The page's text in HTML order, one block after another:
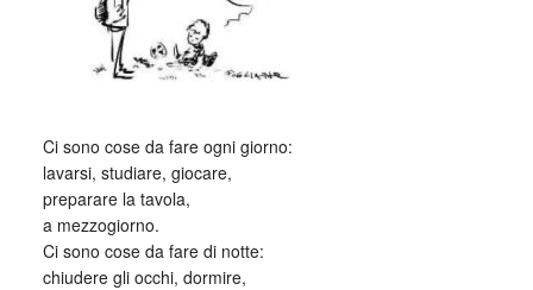
Ci sono cose da fare ogni giorno:
lavarsi, studiare, giocare,
preparare la tavola,
a mezzogiorno.
Ci sono cose da fare di notte:
chiudere gli occhi, dormire,